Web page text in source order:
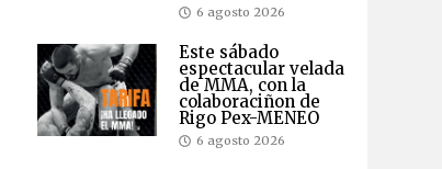
6 agosto 2026
Este sábado
espectacular velada
de MMA, con la
colaboraciñon de
Rigo Pex-MENEO
6 agosto 2026